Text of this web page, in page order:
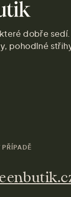
dobře sedí.
pohodlné